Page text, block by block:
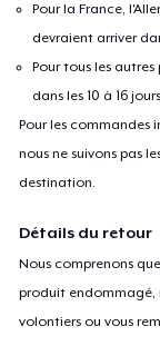
Pour la France,
devraient arriver
Pour tous les
dans les 10 à 16
Pour les commandes
nous ne suivons pas
destination.
Détails du retour
Nous comprenons
produit endommagé,
volontiers ou vous